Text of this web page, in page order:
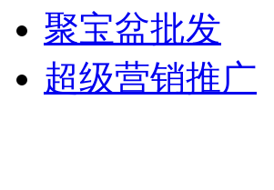
聚宝盆批发
超级营销推广